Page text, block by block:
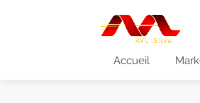
Accueil